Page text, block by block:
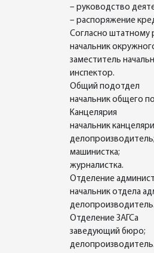
– руководство
– распоряжение
Согласно штатному
начальник
заместитель
инспектор.
Общий подотдел
начальник общего
Канцелярия
начальник
делопроизводитель;
машинистка;
журналистка.
Отделение
начальник отдела
делопроизводитель.
Отделение ЗАГСа
заведующий бюро;
делопроизводитель.